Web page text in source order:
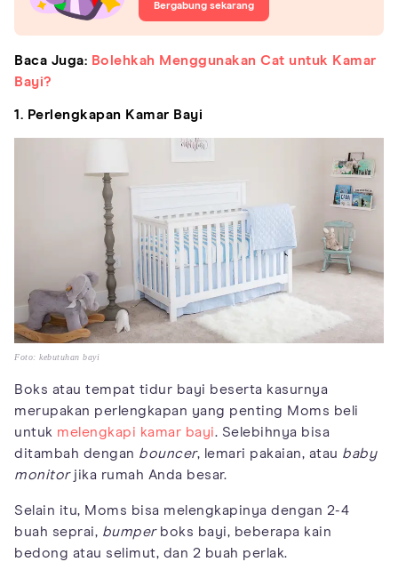
Bergabung sekarang
Baca Juga: Bolehkah Menggunakan Cat untuk Kamar
Bayi?
1. Perlengkapan Kamar Bayi
Foto: kebutuhan bayi
Boks atau tempat tidur bayi beserta kasurnya
merupakan perlengkapan yang penting Moms beli
untuk melengkapi kamar bayi. Selebihnya bisa
ditambah dengan bouncer, lemari pakaian, atau baby
monitorjika rumah Anda besar.
Selain itu, Moms bisa melengkapinya dengan 2-4
buah seprai, bumperboks bayi, beberapa kain
bedong atau selimut, dan 2 buah perlak.